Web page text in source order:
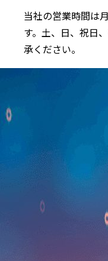
当社の営業時間は
す。土、日、祝日
承ください。